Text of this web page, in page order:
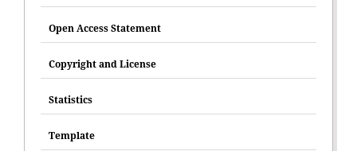
Open Access Statement
Copyright and License
Statistics
Template